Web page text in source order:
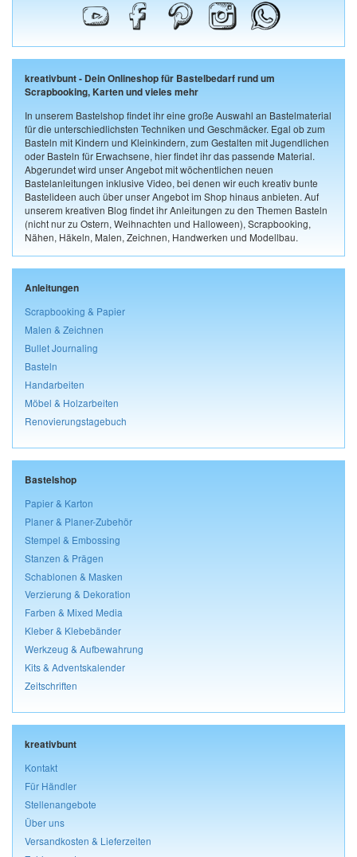
kreativbunt - Dein Onlineshop für Bastelbedarf rund um
Scrapbooking, Karten und vieles mehr
In unserem Bastelshop findet ihr eine große Auswahl an Bastelmaterial
für die unterschiedlichsten Techniken und Geschmäcker. Egal ob zum
Basteln mit Kindern und Kleinkindern, zum Gestalten mit Jugendlichen
oder Basteln für Erwachsene, hier findet ihr das passende Material.
Abgerundet wird unser Angebot mit wöchentlichen neuen
Bastelanleitungen inklusive Video, bei denen wir euch kreativ bunte
Bastelideen auch über unser Angebot im Shop hinaus anbieten. Auf
unserem kreativen Blog findet ihr Anleitungen zu den Themen Basteln
(nicht nur zu Ostern, Weihnachten und Halloween), Scrapbooking,
Nähen, Häkeln, Malen, Zeichnen, Handwerken und Modellbau.
Anleitungen
Scrapbooking & Papier
Malen & Zeichnen
Bullet Journaling
Basteln
Handarbeiten
Möbel & Holzarbeiten
Renovierungstagebuch
Bastelshop
Papier & Karton
Planer & Planer-Zubehör
Stempel & Embossing
Stanzen & Prägen
Schablonen & Masken
Verzierung & Dekoration
Farben & Mixed Media
Kleber & Klebebänder
Werkzeug & Aufbewahrung
Kits & Adventskalender
Zeitschriften
kreativbunt
Kontakt
Für Händler
Stellenangebote
Über uns
Versandkosten & Lieferzeiten